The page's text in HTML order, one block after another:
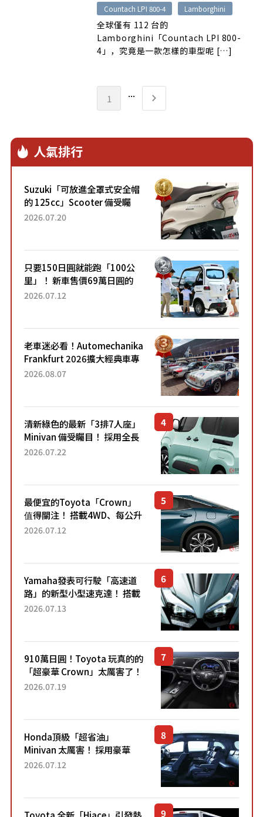
Countach LPI 800-4 Lamborghini
全球僅有 112 台的
Lamborghini「Countach LPI 800-
4」，究竟是一款怎樣的車型呢 […]
1 ...
人氣排行
Suzuki「可放進全罩式安全帽
的 125cc」Scooter 備受矚
目！採用全新流線設計與各項
2026.07.20
只要150日圓就能跑「100公
里」！ 新車售價69萬日圓的
「3人座」Trike大受歡迎！ 順
2026.07.12
老車迷必看！Automechanika
Frankfurt 2026擴大經典車專
區 1954年珍稀古董車現場修復
2026.08.07
清新綠色的最新「3排7人座」
Minivan 備受矚目！ 採用全長
4.7公尺剛剛好的車身尺寸與
2026.07.22
最便宜的Toyota「Crown」
值得關注！ 搭載4WD、每公升
22.4公里低油耗表現超亮眼！
2026.07.12
Yamaha發表可行駛「高速道
路」的新型小型速克達！ 搭載
能享受超強勁「渦輪感」的動
2026.07.13
910萬日圓！Toyota 玩真的的
「超豪華 Crown」太厲害了！
採用由「匠人技藝」打造的
2026.07.19
Honda頂級「超省油」
Minivan 太厲害！ 採用豪華
「真皮座椅」與專屬「黑色內
「三...
2026.07.12